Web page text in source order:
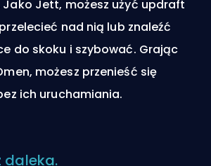
Jett, możesz użyć updraft
nad nią lub znaleźć
do skoku i szybować. Grając
możesz przenieść się
ich uruchamiania.
daleka.